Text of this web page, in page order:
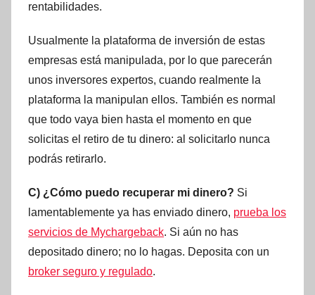
rentabilidades.
Usualmente la plataforma de inversión de estas
empresas está manipulada, por lo que parecerán
unos inversores expertos, cuando realmente la
plataforma la manipulan ellos. También es normal
que todo vaya bien hasta el momento en que
solicitas el retiro de tu dinero: al solicitarlo nunca
podrás retirarlo.
C) ¿Cómo puedo recuperar mi dinero? Si
lamentablemente ya has enviado dinero, prueba los
servicios de Mychargeback. Si aún no has
depositado dinero; no lo hagas. Deposita con un
broker seguro y regulado.